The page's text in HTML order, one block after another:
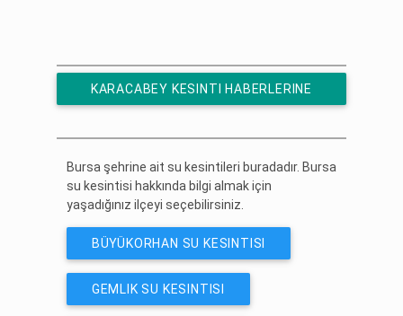
KARACABEY KESINTI HABERLERINE
Bursa şehrine ait su kesintileri buradadır. Bursa
su kesintisi hakkında bilgi almak için
yaşadığınız ilçeyi seçebilirsiniz.
BÜYÜKORHAN SU KESINTISI
GEMLIK SU KESINTISI